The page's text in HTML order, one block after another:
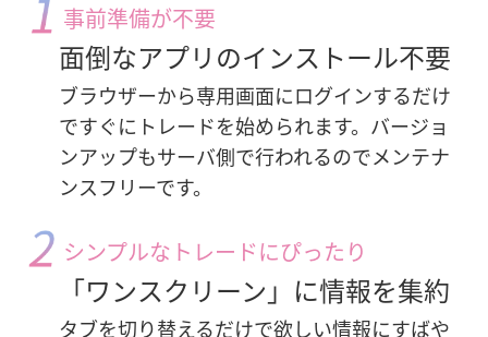
事前準備が不要
面倒なアプリのインストール不要
ブラウザーから専用画面にログインするだけ
ですぐにトレードを始められます。 バージョ
ンアップもサーバ側で行われるのでメンテナ
ンスフリーです。
シンプルなトレードにぴったり
「ワンスクリーン」に情報を集約
タブを切り替えるだけで欲しい情報にすばや